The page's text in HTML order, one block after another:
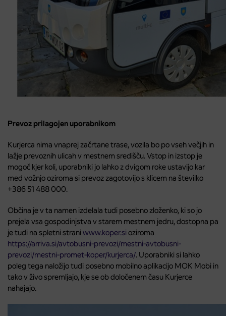
Prevoz prilagojen uporabnikom
Kurjerca nima vnaprej začrtane trase, vozila bo po vseh večjih in
lažje prevoznih ulicah v mestnem središču. Vstop in izstop je
mogoč kjer koli, uporabniki jo lahko z dvigom roke ustavijo kar
med vožnjo oziroma si prevoz zagotovijo s klicem na številko
+386 51 488 000.
Občina je v ta namen izdelala tudi posebno zloženko, ki so jo
prejela vsa gospodinjstva v starem mestnem jedru, dostopna pa
je tudi na spletni straniwww.koper.sioziroma
https://arriva.si/avtobusni-prevozi/mestni-avtobusni-
prevozi/mestni-promet-koper/kurjerca/. Uporabniki si lahko
poleg tega naložijo tudi posebno mobilno aplikacijo MOK Mobi in
tako v živo spremljajo, kje se ob določenem času Kurjerce
nahajajo.